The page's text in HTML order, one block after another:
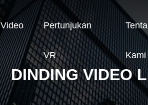
Video Pertunjukan
VR Kami
DINDING VIDEO